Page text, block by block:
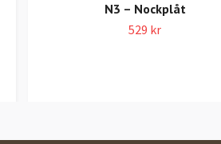
N3 – Nockplåt
529 kr